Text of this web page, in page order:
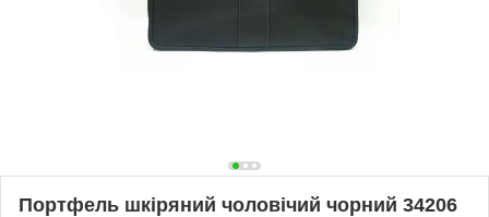
Портфель шкіряний чоловічий чорний 34206